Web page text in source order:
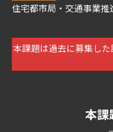
住宅都市局・交通事業推
本課題は過去に募集し
本課